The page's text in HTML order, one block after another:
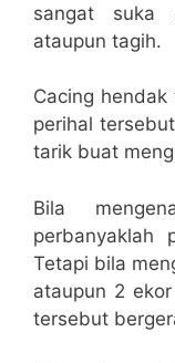
sangat suka
ataupun tagih.
Cacing
perihal
tarik buat
Bila
perbanyaklah
Tetapi bila
ataupun 2
tersebut